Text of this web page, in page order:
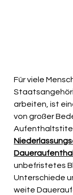
Für viele
arbeiten, ist
von großer
Aufenthaltstitel
unbefristetes
Unterschiede
weite